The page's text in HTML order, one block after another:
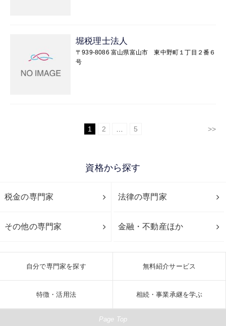
堀税理士法人
〒939-8086 富山県富山市 東中野町１丁目２番６
号
1 2 5 >>
資格から探す
税金の専門家 法律の専門家
その他の専門家 金融・不動産ほか
自分で専門家を探す 無料紹介サービス
特徴・活用法 相続・事業承継を学ぶ
Page Top